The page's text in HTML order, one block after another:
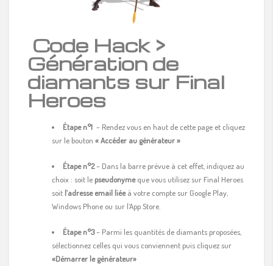
Code Hack >
Génération de
diamants sur Final
Heroes
Étape n°1 – Rendez vous en haut de cette page et cliquez
sur le bouton « Accéder au générateur »
Étape n°2– Dans la barre prévue à cet effet, indiquez au
choix : soit le pseudonymeque vous utilisez sur Final Heroes
soit l’adresse email liéeà votre compte sur Google Play,
Windows Phone ou sur l’App Store.
Étape n°3– Parmi les quantités de diamants proposées,
sélectionnez celles qui vous conviennent puis cliquez sur
«Démarrer le générateur»